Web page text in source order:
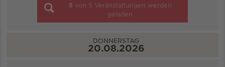
5 von 5 Veranstaltungen werden
geladen
DONNERSTAG
20.08.2026